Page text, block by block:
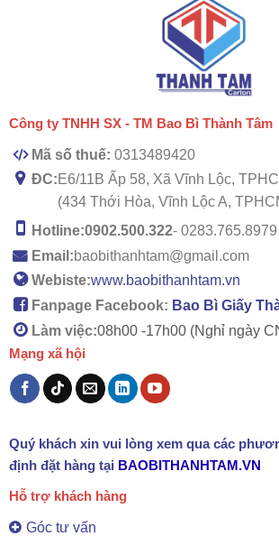
Công ty TNHH SX - TM Bao Bì Thành Tâm
Mã số thuế: 0313489420
ĐC:E6/11B Ấp 58, Xã Vĩnh Lộc,
(434 Thới Hòa, Vĩnh Lộc A,
Hotline:0902.500.322- 0283.765.8979
Email:baobithanhtam@gmail.com
Webiste:www.baobithanhtam.vn
Fanpage Facebook: Bao Bì Giấy
Làm việc:08h00 -17h00 (Nghỉ ngày
Mạng xã hội
Quý khách xin vui lòng xem qua các
định đặt hàng tại BAOBITHANHTAM.VN
Hỗ trợ khách hàng
Góc tư vấn